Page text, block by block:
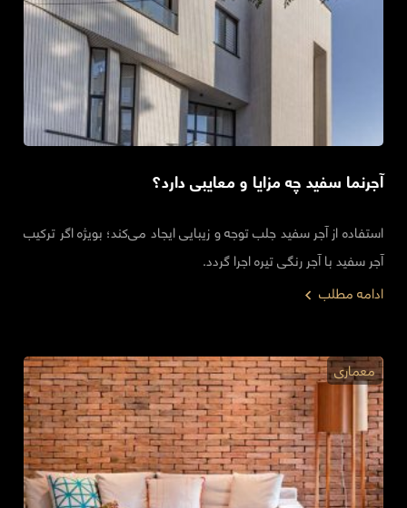
آجرنما سفید چه مزایا و معایبی دارد؟
استفاده از آجر سفید جلب توجه و زیبایی ایجاد می‌کند؛ بویژه اگر ترکیب
آجر سفید با آجر رنگی تیره اجرا گردد.
ادامه مطلب
معماری